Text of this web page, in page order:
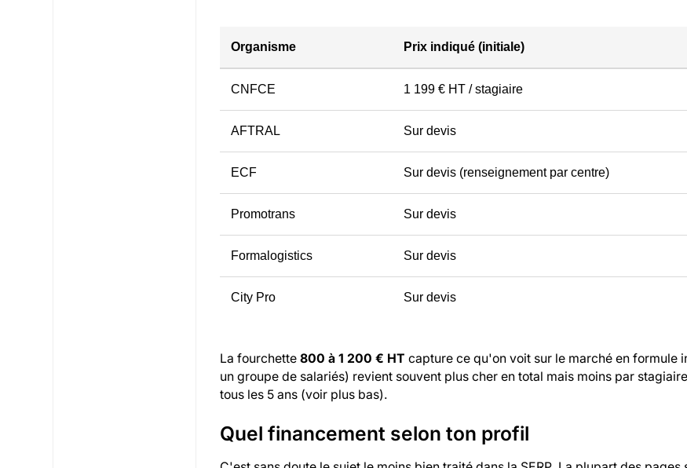
Organisme Prix indiqué (initiale)
CNFCE 1 199 € HT / stagiaire
AFTRAL Sur devis
ECF Sur devis (renseignement par centre)
Promotrans Sur devis
Formalogistics Sur devis
City Pro Sur devis
La fourchette800 à 1 200 € HT capture ce qu'on voit sur le marché en formule
un groupe de salariés) revient souvent plus cher en total mais moins par
tous les 5 ans (voir plus bas).
Quel financement selon ton profil